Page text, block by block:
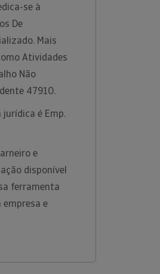
se à
De
Mais
Atividades
Não
47910.
jurídica é Emp.
e
disponível
ferramenta
e